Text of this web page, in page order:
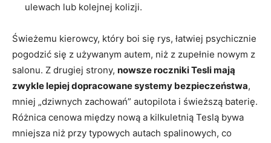
ulewach lub kolejnej kolizji.
Świeżemu kierowcy, który boi się rys, łatwiej psychicznie
pogodzić się z używanym autem, niż z zupełnie nowym z
salonu. Z drugiej strony, nowsze roczniki Tesli mają
zwykle lepiej dopracowane systemy bezpieczeństwa,
mniej „dziwnych zachowań” autopilota i świeższą baterię.
Różnica cenowa między nową a kilkuletnią Teslą bywa
mniejsza niż przy typowych autach spalinowych, co